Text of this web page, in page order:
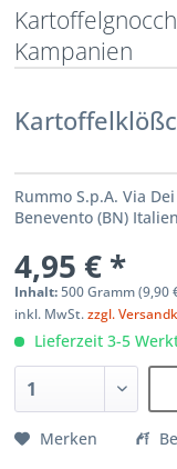
Kampanien
Rummo S.p.A. Via
Benevento (BN) Italien
4,95 € *
Inhalt:500 Gramm (9,90
inkl. MwSt.zzgl.
Lieferzeit 3-5
Merken